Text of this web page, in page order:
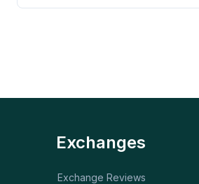
Exchanges
Exchange Reviews